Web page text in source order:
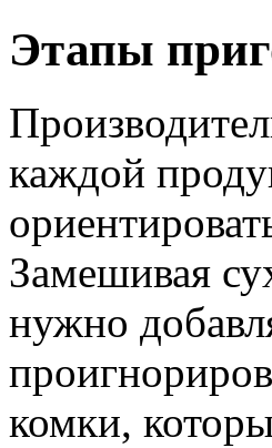
Этапы
каждой
Замешивая
нужно
комки,